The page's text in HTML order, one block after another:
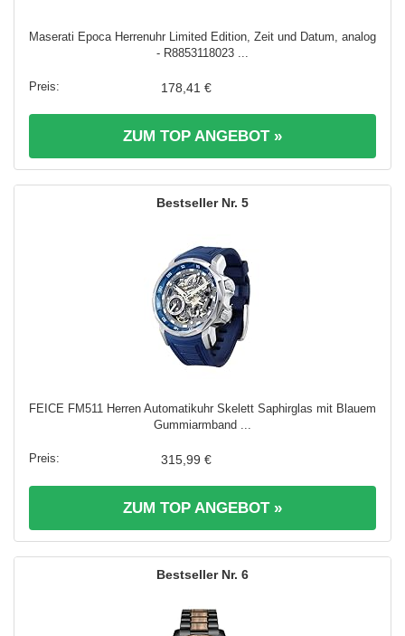
Maserati Epoca Herrenuhr Limited Edition, Zeit und Datum, analog
- R8853118023 ...
178,41 €
ZUM TOP ANGEBOT »
5
FEICE FM511 Herren Automatikuhr Skelett Saphirglas mit Blauem
Gummiarmband ...
315,99 €
ZUM TOP ANGEBOT »
6